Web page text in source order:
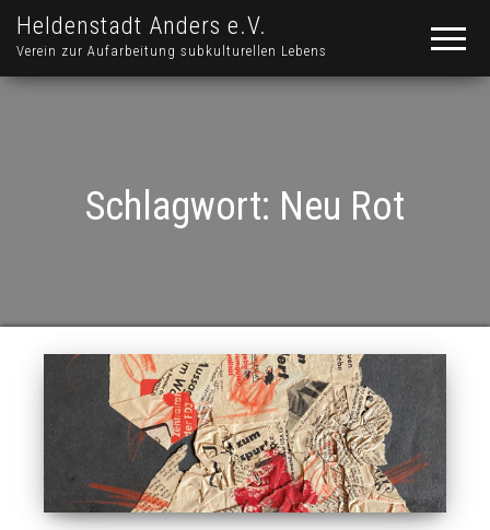
Heldenstadt Anders e.V.
Verein zur Aufarbeitung subkulturellen Lebens
Schlagwort: Neu Rot